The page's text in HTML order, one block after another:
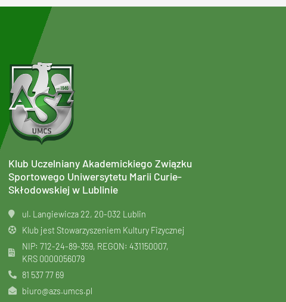
Klub Uczelniany Akademickiego Związku
Sportowego Uniwersytetu Marii Curie-
Skłodowskiej w Lublinie
ul. Langiewicza 22, 20-032 Lublin
Klub jest Stowarzyszeniem Kultury Fizycznej
NIP: 712-24-89-359, REGON: 431150007,
KRS 0000056079
81 537 77 69
biuro@azs.umcs.pl